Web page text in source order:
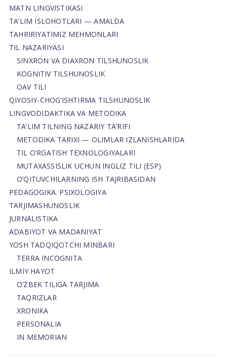
MATN LINGVISTIKASI
TA’LIM ISLOHOTLARI — AMALDA
TAHRIRIYATIMIZ MEHMONLARI
TIL NAZARIYASI
SINXRON VA DIAXRON TILSHUNOSLIK
KOGNITIV TILSHUNOSLIK
OAV TILI
QIYOSIY-CHOG‘ISHTIRMA TILSHUNOSLIK
LINGVODIDAKTIKA VA METODIKA
TA’LIM TILNING NAZARIY TA’RIFI
METODIKA TARIXI — OLIMLAR IZLANISHLARIDA
TIL O’RGATISH TEXNOLOGIYALARI
MUTAXASSISLIK UCHUN INGLIZ TILI (ESP)
O’QITUVCHILARNING ISH TAJRIBASIDAN
PEDAGOGIKA. PSIXOLOGIYA
TARJIMASHUNOSLIK
JURNALISTIKA
ADABIYOT VA MADANIYAT
YOSH TADQIQOTCHI MINBARI
TERRA INCOGNITA
ILMIY HAYOT
O’ZBEK TILIGA TARJIMA
TAQRIZLAR
XRONIKA
PERSONALIA
IN MEMORIAN